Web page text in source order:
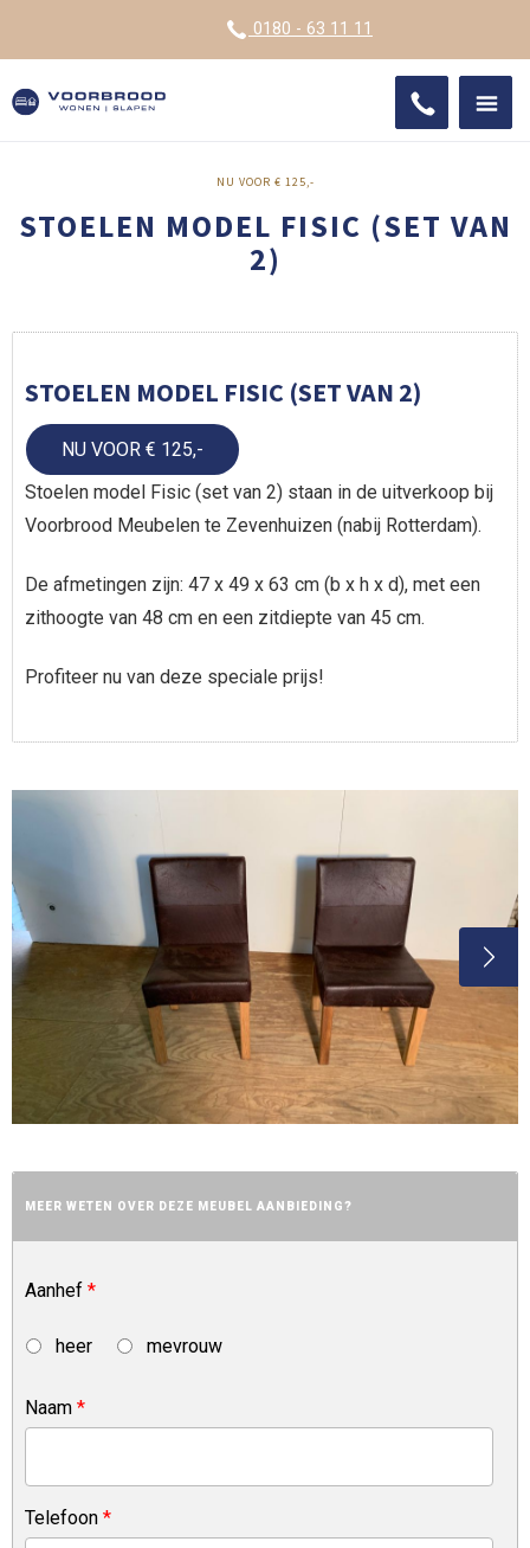
0180 - 63 11 11
STOELEN MODEL FISIC (SET VAN
2)
NU VOOR € 125,-
STOELEN MODEL FISIC (SET VAN 2)
NU VOOR € 125,-
Stoelen model Fisic (set van 2) staan in de uitverkoop bij
Voorbrood Meubelen te Zevenhuizen (nabij Rotterdam).
De afmetingen zijn: 47 x 49 x 63 cm (b x h x d), met een
zithoogte van 48 cm en een zitdiepte van 45 cm.
Profiteer nu van deze speciale prijs!
MEER WETEN OVER DEZE MEUBEL AANBIEDING?
Aanhef *
heer mevrouw
Naam *
Telefoon *